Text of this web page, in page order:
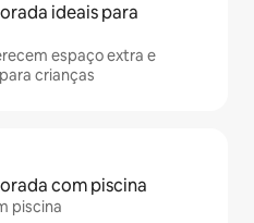
ideais para
espaço extra e
crianças
com piscina
piscina